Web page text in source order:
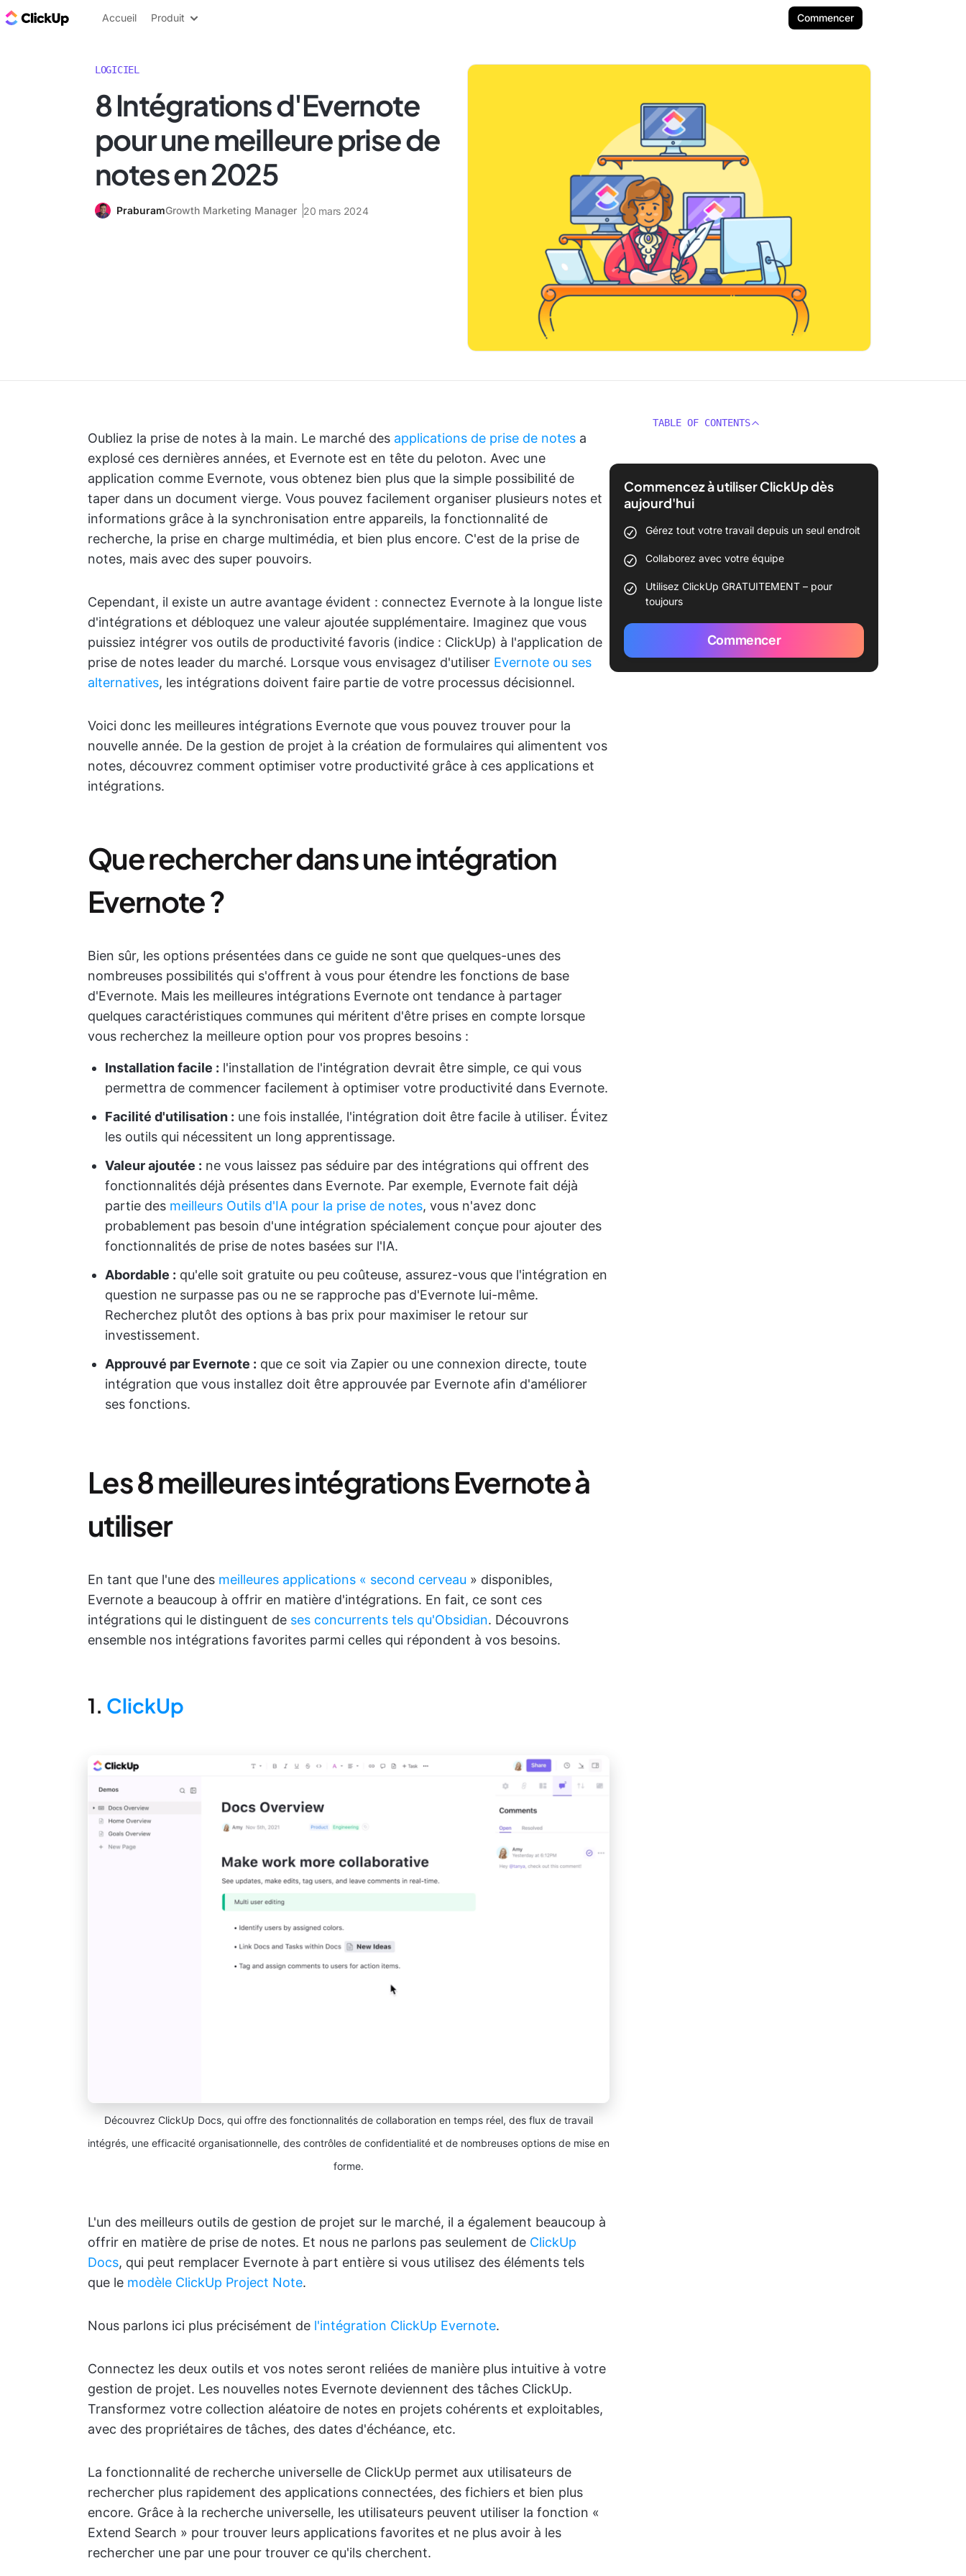
ClickUp Blog
Accueil Produit Commencer
LOGICIEL
8 Intégrations d'Evernote
pour une meilleure prise de
notes en 2025
PraburamGrowth Marketing Manager 20 mars 2024
Oubliez la prise de notes à la main. Le marché des applications de prise de notes a
explosé ces dernières années, et Evernote est en tête du peloton. Avec une
application comme Evernote, vous obtenez bien plus que la simple possibilité de
taper dans un document vierge. Vous pouvez facilement organiser plusieurs notes et
informations grâce à la synchronisation entre appareils, la fonctionnalité de
recherche, la prise en charge multimédia, et bien plus encore. C'est de la prise de
notes, mais avec des super pouvoirs.
Cependant, il existe un autre avantage évident : connectez Evernote à la longue liste
d'intégrations et débloquez une valeur ajoutée supplémentaire. Imaginez que vous
puissiez intégrer vos outils de productivité favoris (indice : ClickUp) à l'application de
prise de notes leader du marché. Lorsque vous envisagez d'utiliser Evernote ou ses
alternatives, les intégrations doivent faire partie de votre processus décisionnel.
Voici donc les meilleures intégrations Evernote que vous pouvez trouver pour la
nouvelle année. De la gestion de projet à la création de formulaires qui alimentent vos
notes, découvrez comment optimiser votre productivité grâce à ces applications et
intégrations.
Que rechercher dans une intégration
Evernote ?
Bien sûr, les options présentées dans ce guide ne sont que quelques-unes des
nombreuses possibilités qui s'offrent à vous pour étendre les fonctions de base
d'Evernote. Mais les meilleures intégrations Evernote ont tendance à partager
quelques caractéristiques communes qui méritent d'être prises en compte lorsque
vous recherchez la meilleure option pour vos propres besoins :
Installation facile : l'installation de l'intégration devrait être simple, ce qui vous
permettra de commencer facilement à optimiser votre productivité dans Evernote.
Facilité d'utilisation : une fois installée, l'intégration doit être facile à utiliser. Évitez
les outils qui nécessitent un long apprentissage.
Valeur ajoutée : ne vous laissez pas séduire par des intégrations qui offrent des
fonctionnalités déjà présentes dans Evernote. Par exemple, Evernote fait déjà
partie des meilleurs Outils d'IA pour la prise de notes, vous n'avez donc
probablement pas besoin d'une intégration spécialement conçue pour ajouter des
fonctionnalités de prise de notes basées sur l'IA.
Abordable : qu'elle soit gratuite ou peu coûteuse, assurez-vous que l'intégration en
question ne surpasse pas ou ne se rapproche pas d'Evernote lui-même.
Recherchez plutôt des options à bas prix pour maximiser le retour sur
investissement.
Approuvé par Evernote : que ce soit via Zapier ou une connexion directe, toute
intégration que vous installez doit être approuvée par Evernote afin d'améliorer
ses fonctions.
Les 8 meilleures intégrations Evernote à
utiliser
En tant que l'une des meilleures applications « second cerveau » disponibles,
Evernote a beaucoup à offrir en matière d'intégrations. En fait, ce sont ces
intégrations qui le distinguent de ses concurrents tels qu'Obsidian. Découvrons
ensemble nos intégrations favorites parmi celles qui répondent à vos besoins.
1. ClickUp
Découvrez ClickUp Docs, qui offre des fonctionnalités de collaboration en temps réel, des flux de travail
intégrés, une efficacité organisationnelle, des contrôles de confidentialité et de nombreuses options de mise en
forme.
L'un des meilleurs outils de gestion de projet sur le marché, il a également beaucoup à
offrir en matière de prise de notes. Et nous ne parlons pas seulement de ClickUp
Docs, qui peut remplacer Evernote à part entière si vous utilisez des éléments tels
que le modèle ClickUp Project Note.
Nous parlons ici plus précisément de l'intégration ClickUp Evernote.
Connectez les deux outils et vos notes seront reliées de manière plus intuitive à votre
gestion de projet. Les nouvelles notes Evernote deviennent des tâches ClickUp.
Transformez votre collection aléatoire de notes en projets cohérents et exploitables,
avec des propriétaires de tâches, des dates d'échéance, etc.
La fonctionnalité de recherche universelle de ClickUp permet aux utilisateurs de
rechercher plus rapidement des applications connectées, des fichiers et bien plus
encore. Grâce à la recherche universelle, les utilisateurs peuvent utiliser la fonction «
Extend Search » pour trouver leurs applications favorites et ne plus avoir à les
rechercher une par une pour trouver ce qu'ils cherchent.
TABLE OF CONTENTS
Commencez à utiliser ClickUp dès
aujourd'hui
Gérez tout votre travail depuis un seul endroit
Collaborez avec votre équipe
Utilisez ClickUp GRATUITEMENT – pour
toujours
Commencer